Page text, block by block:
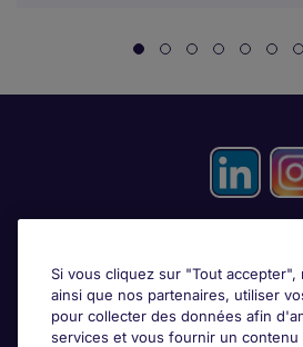
Candidats
Entreprises
Si vous cliquez sur "Tout accepter",
ainsi que nos partenaires, utiliser
pour collecter des données afin
services et vous fournir un contenu